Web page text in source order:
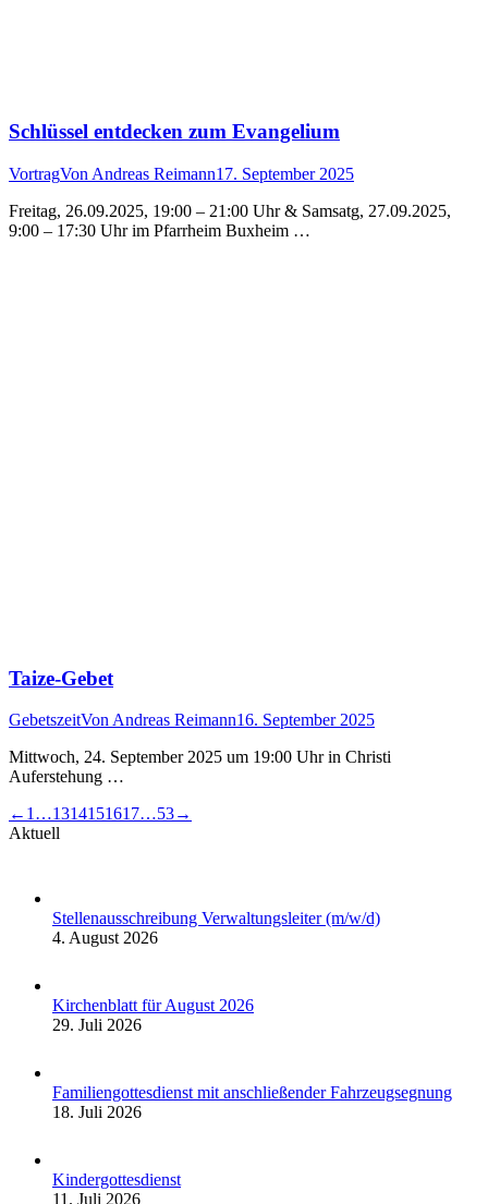
Schlüssel entdecken zum Evangelium
VortragVon Andreas Reimann17. September 2025
Freitag, 26.09.2025, 19:00 – 21:00 Uhr & Samsatg, 27.09.2025,
9:00 – 17:30 Uhr im Pfarrheim Buxheim …
Taize-Gebet
GebetszeitVon Andreas Reimann16. September 2025
Mittwoch, 24. September 2025 um 19:00 Uhr in Christi
Auferstehung …
← 1 …1314151617…53→
Aktuell
Stellenausschreibung Verwaltungsleiter (m/w/d)
4. August 2026
Kirchenblatt für August 2026
29. Juli 2026
Familiengottesdienst mit anschließender Fahrzeugsegnung
18. Juli 2026
Kindergottesdienst
11. Juli 2026